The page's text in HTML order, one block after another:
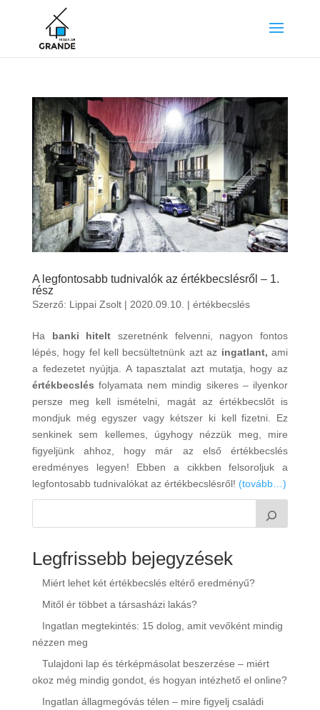
A legfontosabb tudnivalók az értékbecslésről – 1.
rész
Szerző: Lippai Zsolt| 2020.09.10. | értékbecslés
Ha banki hitelt szeretnénk felvenni, nagyon fontos
lépés, hogy fel kell becsültetnünk azt az ingatlant,ami
a fedezetet nyújtja. A tapasztalat azt mutatja, hogy az
értékbecslés folyamata nem mindig sikeres – ilyenkor
persze meg kell ismételni, magát az értékbecslőt is
mondjuk még egyszer vagy kétszer ki kell fizetni. Ez
senkinek sem kellemes, úgyhogy nézzük meg, mire
figyeljünk ahhoz, hogy már az első értékbecslés
eredményes legyen! Ebben a cikkben felsoroljuk a
legfontosabb tudnivalókat az értékbecslésről! (tovább…)
Legfrissebb bejegyzések
Miért lehet két értékbecslés eltérő eredményű?
Mitől ér többet a társasházi lakás?
Ingatlan megtekintés: 15 dolog, amit vevőként mindig
nézzen meg
Tulajdoni lap és térképmásolat beszerzése – miért
okoz még mindig gondot, és hogyan intézhető el online?
Ingatlan állagmegóvás télen – mire figyelj családi